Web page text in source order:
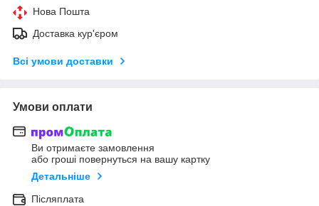
Нова Пошта
Доставка кур'єром
Всі умови доставки
Умови оплати
Ви отримаєте замовлення
або гроші повернуться на вашу картку
Детальніше
Післяплата